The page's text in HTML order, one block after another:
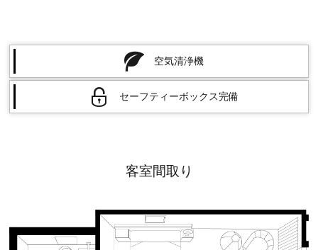
空気清浄機
セーフティーボックス完備
客室間取り